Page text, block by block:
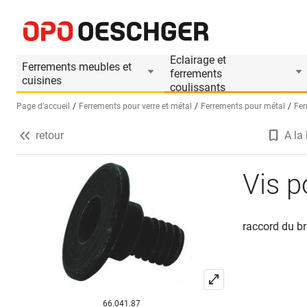
Ferrements meubles et
cuisines
Eclairage et
ferrements
coulissants
Sélectionnez une langue (FR)
Page d’accueil Ferrements pour verre et métal Ferrements pour métal
Informations produit
Le produit est
retour A la
66.041.87
Vis
raccord du